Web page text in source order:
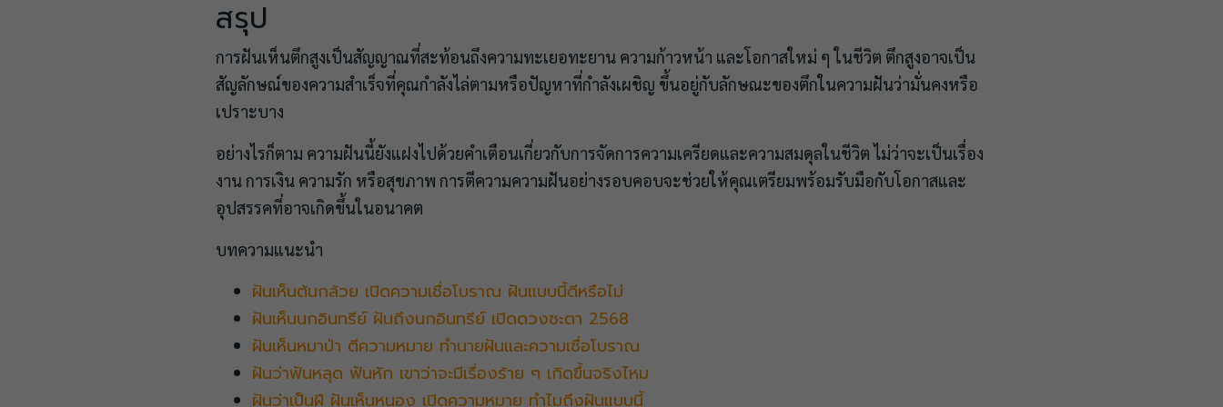
สรุป
การฝันเห็นตึกสูงเป็นสัญญาณที่สะท้อนถึงความทะเยอทะยาน ความก้าวหน้า และโอกาสใหม่ ๆ ในชีวิต ตึกสูงอาจเป็น
สัญลักษณ์ของความสำเร็จที่คุณกำลังไล่ตามหรือปัญหาที่กำลังเผชิญ ขึ้นอยู่กับลักษณะของตึกในความฝันว่ามั่นคงหรือ
เปราะบาง
อย่างไรก็ตาม ความฝันนี้ยังแฝงไปด้วยคำเตือนเกี่ยวกับการจัดการความเครียดและความสมดุลในชีวิต ไม่ว่าจะเป็นเรื่อง
งาน การเงิน ความรัก หรือสุขภาพ การตีความความฝันอย่างรอบคอบจะช่วยให้คุณเตรียมพร้อมรับมือกับโอกาสและ
อุปสรรคที่อาจเกิดขึ้นในอนาคต
บทความแนะนำ
ฝันเห็นต้นกล้วย เปิดความเชื่อโบราณ ฝันแบบนี้ดีหรือไม่
ฝันเห็นนกอินทรีย์ ฝันถึงนกอินทรีย์ เปิดดวงชะตา 2568
ฝันเห็นหมาป่า ตีความหมาย ทำนายฝันและความเชื่อโบราณ
ฝันว่าฟันหลุด ฟันหัก เขาว่าจะมีเรื่องร้าย ๆ เกิดขึ้นจริงไหม
ฝันว่าเป็นฝี ฝันเห็นหนอง เปิดความหมาย ทำไมถึงฝันแบบนี้